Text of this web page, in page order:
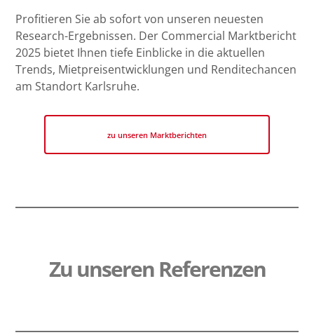
Profitieren Sie ab sofort von unseren neuesten
Research-Ergebnissen. Der Commercial Marktbericht
2025 bietet Ihnen tiefe Einblicke in die aktuellen
Trends, Mietpreisentwicklungen und Renditechancen
am Standort Karlsruhe.
zu unseren Marktberichten
Zu unseren Referenzen